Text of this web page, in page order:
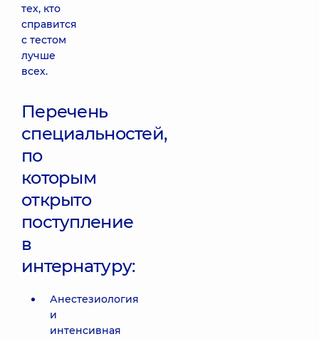
тех, кто
справится
с тестом
лучше
всех.
Перечень
специальностей,
по
которым
открыто
поступление
в
интернатуру:
Анестезиология
и
интенсивная